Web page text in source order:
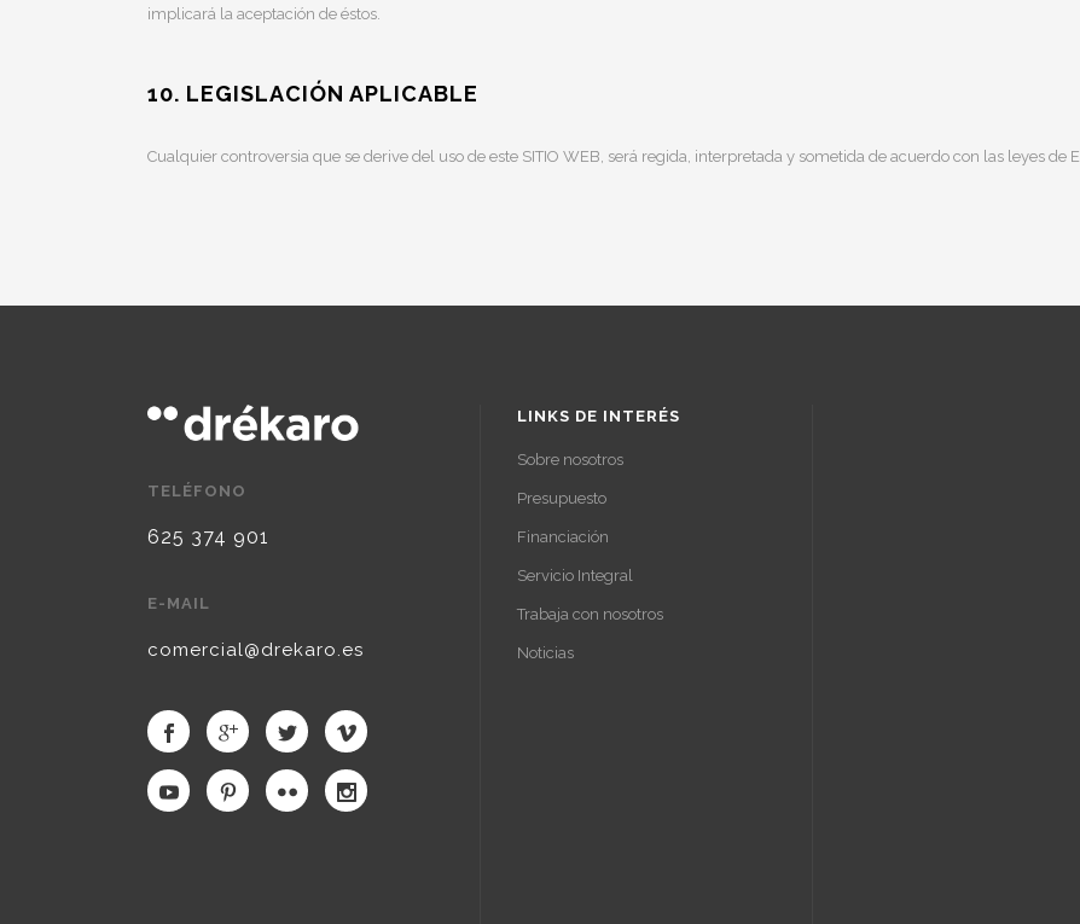
implicará la aceptación de éstos.
10. LEGISLACIÓN APLICABLE
Cualquier controversia que se derive del uso de este SITIO WEB, será regida, interpretada y sometida de acuerdo con las leyes de
TELÉFONO
625 374 901
E-MAIL
comercial@drekaro.es
LINKS DE INTERÉS
Sobre nosotros
Presupuesto
Financiación
Servicio Integral
Trabaja con nosotros
Noticias